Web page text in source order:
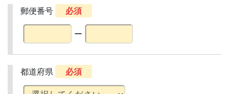
郵便番号
必須
ー
都道府県 必須